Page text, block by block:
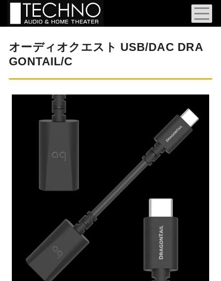
オーディオクエスト USB/DAC DRA
GONTAIL/C